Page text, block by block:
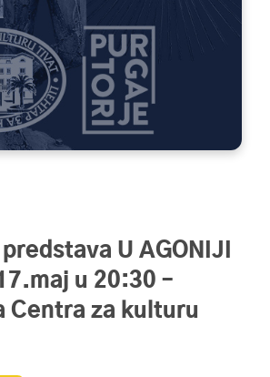
U AGONIJI
u 20:30 –
Centra za kulturu